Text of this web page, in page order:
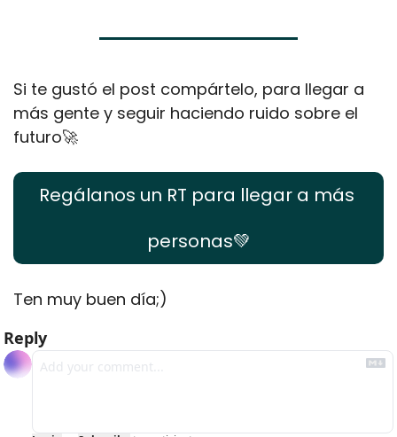
Si te gustó el post compártelo, para llegar a
más gente y seguir haciendo ruido sobre el
futuro🚀
Regálanos un RT para llegar a más
personas💚
Ten muy buen día;)
Reply